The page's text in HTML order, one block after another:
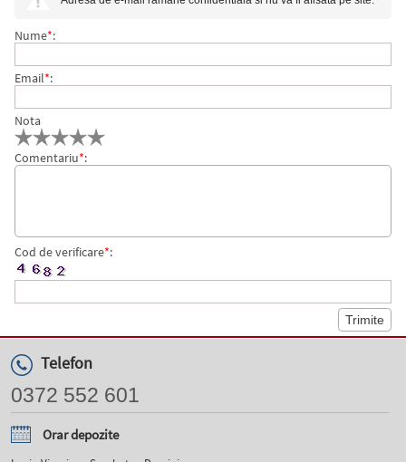
Nume*:
Email*:
Nota
Comentariu*:
Cod de verificare*:
Telefon
0372 552 601
Orar depozite